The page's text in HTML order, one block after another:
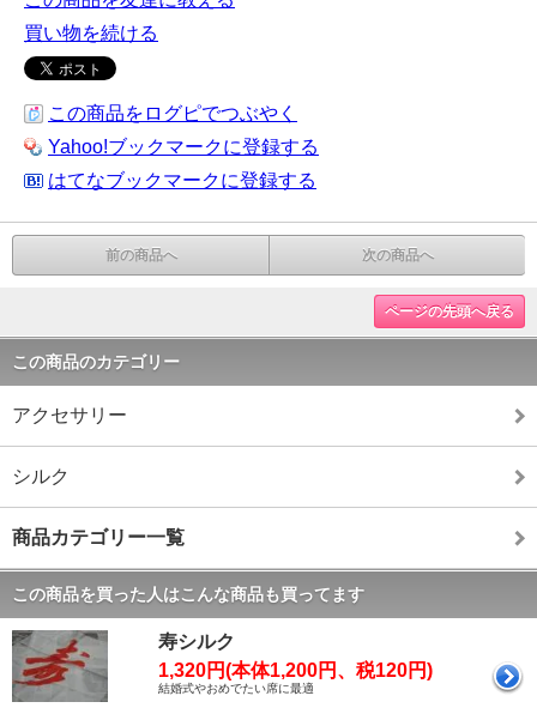
買い物を続ける
この商品をログピでつぶやく
Yahoo!ブックマークに登録する
はてなブックマークに登録する
前の商品へ 次の商品へ
ページの先頭へ戻る
この商品のカテゴリー
アクセサリー
シルク
商品カテゴリー一覧
この商品を買った人はこんな商品も買ってます
寿シルク
1,320円(本体1,200円、税120円)
結婚式やおめでたい席に最適